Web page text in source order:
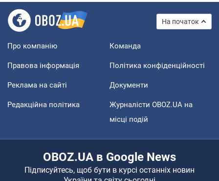
На початок
Про компанію Команда
Правова інформація Політика конфіденційності
Реклама на сайті Документи
Редакційна політика
Журналісти OBOZ.UA на
місці подій
OBOZ.UA в Google News
Підписуйтесь, щоб бути в курсі останніх новин